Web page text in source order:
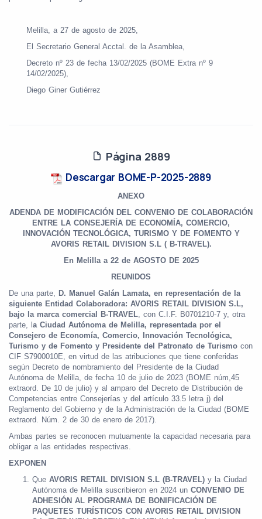
Melilla, a 27 de agosto de 2025,
El Secretario General Acctal. de la Asamblea,
Decreto nº 23 de fecha 13/02/2025 (BOME Extra nº 9
14/02/2025),
Diego Giner Gutiérrez
Página 2889
Descargar BOME-P-2025-2889
ANEXO
ADENDA DE MODIFICACIÓN DEL CONVENIO DE COLABORACIÓN
ENTRE LA CONSEJERÍA DE ECONOMÍA, COMERCIO,
INNOVACIÓN TECNOLÓGICA, TURISMO Y DE FOMENTO Y
AVORIS RETAIL DIVISION S.L ( B-TRAVEL).
En Melilla a 22 de AGOSTO DE 2025
REUNIDOS
De una parte, D. Manuel Galán Lamata, en representación de la
siguiente Entidad Colaboradora: AVORIS RETAIL DIVISION S.L,
bajo la marca comercial B-TRAVEL, con C.I.F. B0701210-7 y, otra
parte, l a Ciudad Autónoma de Melilla, representada por el
Consejero de Economía, Comercio, Innovación Tecnológica,
Turismo y de Fomento y Presidente del Patronato de Turismo con
CIF S7900010E, en virtud de las atribuciones que tiene conferidas
según Decreto de nombramiento del Presidente de la Ciudad
Autónoma de Melilla, de fecha 10 de julio de 2023 (BOME núm,45
extraord. De 10 de julio) y al amparo del Decreto de Distribución de
Competencias entre Consejerías y del artículo 33.5 letra j) del
Reglamento del Gobierno y de la Administración de la Ciudad (BOME
extraord. Núm. 2 de 30 de enero de 2017).
Ambas partes se reconocen mutuamente la capacidad necesaria para
obligar a las entidades respectivas.
EXPONEN
Que AVORIS RETAIL DIVISION S.L (B-TRAVEL) y la Ciudad
Autónoma de Melilla suscribieron en 2024 un CONVENIO DE
ADHESIÓN AL PROGRAMA DE BONIFICACIÓN DE
PAQUETES TURÍSTICOS CON AVORIS RETAIL DIVISION